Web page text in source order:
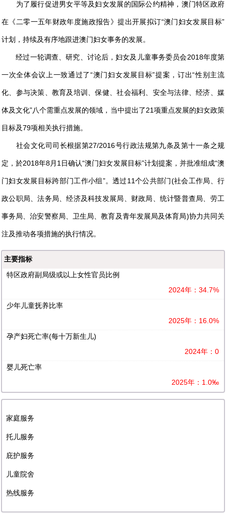
为了履行促进男女平等及妇女发展的国际公约精神，澳门特区政府
在《二零一五年财政年度施政报告》提出开展拟订“澳门妇女发展目标”
计划，持续及有序地跟进澳门妇女事务的发展。
经过一轮调查、研究、讨论后，妇女及儿童事务委员会2018年度第
一次全体会议上一致通过了“澳门妇女发展目标”提案，订出“性别主流
化、参与决策、教育及培训、保健、社会福利、安全与法律、经济、媒
体及文化”八个需重点发展的领域，当中提出了21项重点发展的妇女政策
目标及79项相关执行措施。
社会文化司司长根据第27/2016号行政法规第九条及第十一条之规
定，於2018年8月1日确认“澳门妇女发展目标”计划提案，并批准组成“澳
门妇女发展目标跨部门工作小组”。透过11个公共部门(社会工作局、行
政公职局、法务局、经济及科技发展局、财政局、统计暨普查局、劳工
事务局、治安警察局、卫生局、教育及青年发展局及体育局)协力共同关
注及推动各项措施的执行情况。
主要指标
特区政府副局级或以上女性官员比例
2024年：34.7%
少年儿童抚养比率
2025年：16.0%
孕产妇死亡率(每十万新生儿)
2024年：0
婴儿死亡率
2025年：1.0‰
家庭服务
托儿服务
庇护服务
儿童院舍
热线服务